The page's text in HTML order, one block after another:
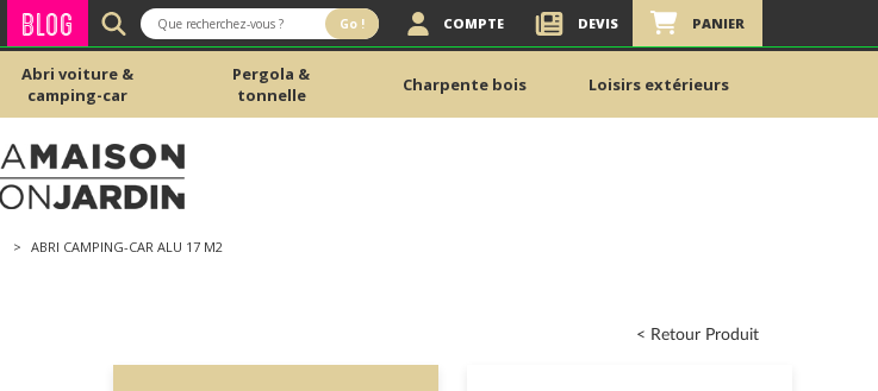
BLOG Go ! COMPTE DEVIS PANIER
Abri voiture &
camping-car
Pergola &
tonnelle
Charpente bois Loisirs extérieurs
ABRI CAMPING-CAR ALU 17 M2
< Retour Produit